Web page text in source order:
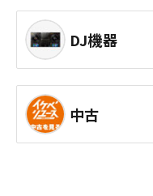
DJ機器
中古